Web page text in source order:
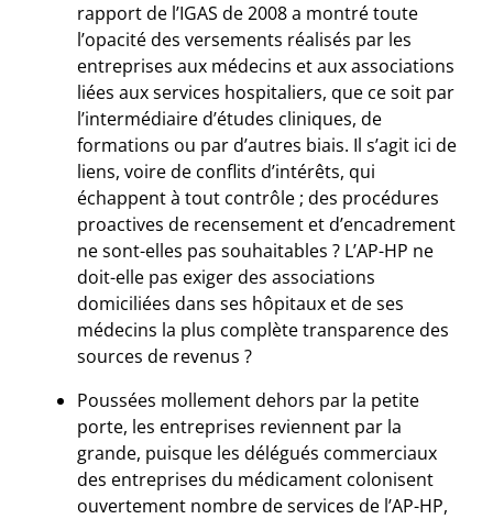
rapport de l’IGAS de 2008 a montré toute
l’opacité des versements réalisés par les
entreprises aux médecins et aux associations
liées aux services hospitaliers, que ce soit par
l’intermédiaire d’études cliniques, de
formations ou par d’autres biais. Il s’agit ici de
liens, voire de conflits d’intérêts, qui
échappent à tout contrôle ; des procédures
proactives de recensement et d’encadrement
ne sont-elles pas souhaitables ? L’AP-HP ne
doit-elle pas exiger des associations
domiciliées dans ses hôpitaux et de ses
médecins la plus complète transparence des
sources de revenus ?
Poussées mollement dehors par la petite
porte, les entreprises reviennent par la
grande, puisque les délégués commerciaux
des entreprises du médicament colonisent
ouvertement nombre de services de l’AP-HP,